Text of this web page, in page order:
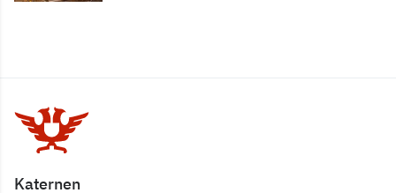
Katernen